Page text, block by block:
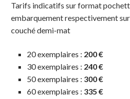
Tarifs indicatifs sur format
embarquement respectivement
couché demi-mat
20 exemplaires : 200 €
30 exemplaires : 240 €
50 exemplaires : 300 €
60 exemplaires : 335 €